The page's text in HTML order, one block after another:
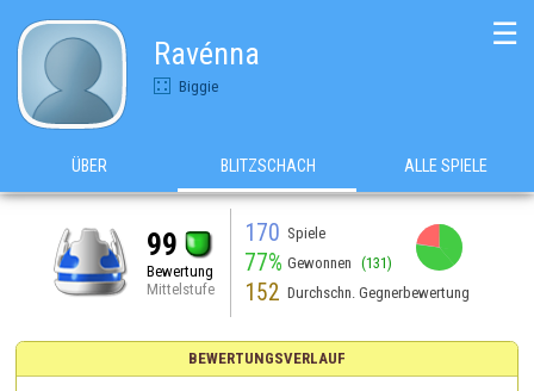
Ravénna
Biggie
☰
ÜBER BLITZSCHACH ALLE SPIELE
99
Bewertung
Mittelstufe
170 Spiele
77% Gewonnen (131)
152 Durchschn. Gegnerbewertung
BEWERTUNGSVERLAUF